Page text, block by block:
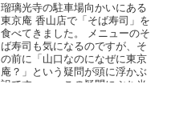
瑠璃光寺の駐車場向かいにある
東京庵 香山店で「そば寿司」を
食べてきました。 メニューのそ
ば寿司も気になるのですが、そ
の前に「山口なのになぜに東京
庵？」という疑問が頭に浮かぶ
訳です。。。この疑問にぶち当